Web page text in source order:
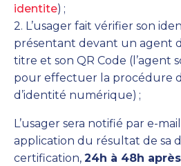
identite) ;
2. L’usager fait vérifier son
présentant devant un agent
titre et son QR Code (l’agent
pour effectuer la procédure
d’identité numérique) ;
L’usager sera notifié par e-
application du résultat de sa
certification, 24h à 48h